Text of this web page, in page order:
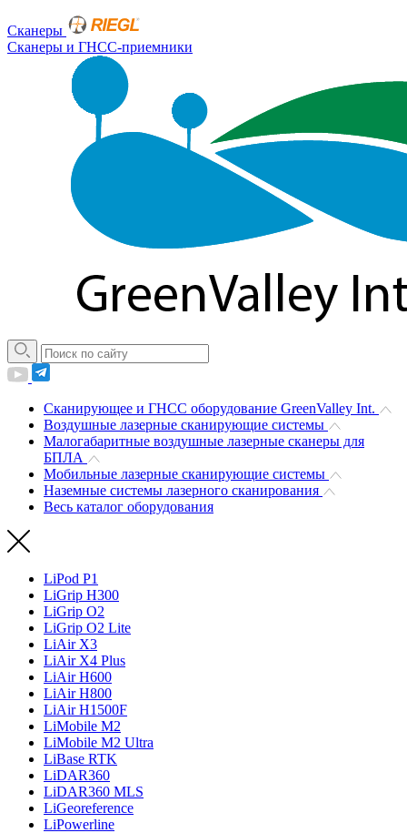
Сканеры
Сканеры и ГНСС-приемники
Сканирующее и ГНСС оборудование GreenValley Int.
Воздушные лазерные сканирующие системы
Малогабаритные воздушные лазерные сканеры для
БПЛА
Мобильные лазерные сканирующие системы
Наземные системы лазерного сканирования
Весь каталог оборудования
LiPod P1
LiGrip H300
LiGrip O2
LiGrip O2 Lite
LiAir X3
LiAir X4 Plus
LiAir H600
LiAir H800
LiAir H1500F
LiMobile M2
LiMobile M2 Ultra
LiBase RTK
LiDAR360
LiDAR360 MLS
LiGeoreference
LiPowerline